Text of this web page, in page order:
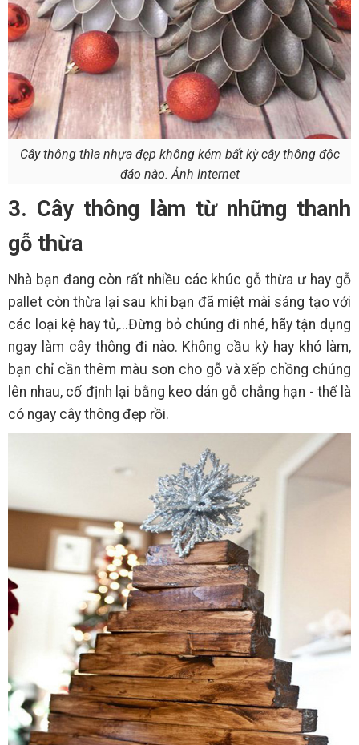
Cây thông thìa nhựa đẹp không kém bất kỳ cây thông độc
đáo nào. Ảnh Internet
3. Cây thông làm từ những thanh
gỗ thừa
Nhà bạn đang còn rất nhiều các khúc gỗ thừa ư hay gỗ
pallet còn thừa lại sau khi bạn đã miệt mài sáng tạo với
các loại kệ hay tủ,...Đừng bỏ chúng đi nhé, hãy tận dụng
ngay làm cây thông đi nào. Không cầu kỳ hay khó làm,
bạn chỉ cần thêm màu sơn cho gỗ và xếp chồng chúng
lên nhau, cố định lại bằng keo dán gỗ chẳng hạn - thế là
có ngay cây thông đẹp rồi.